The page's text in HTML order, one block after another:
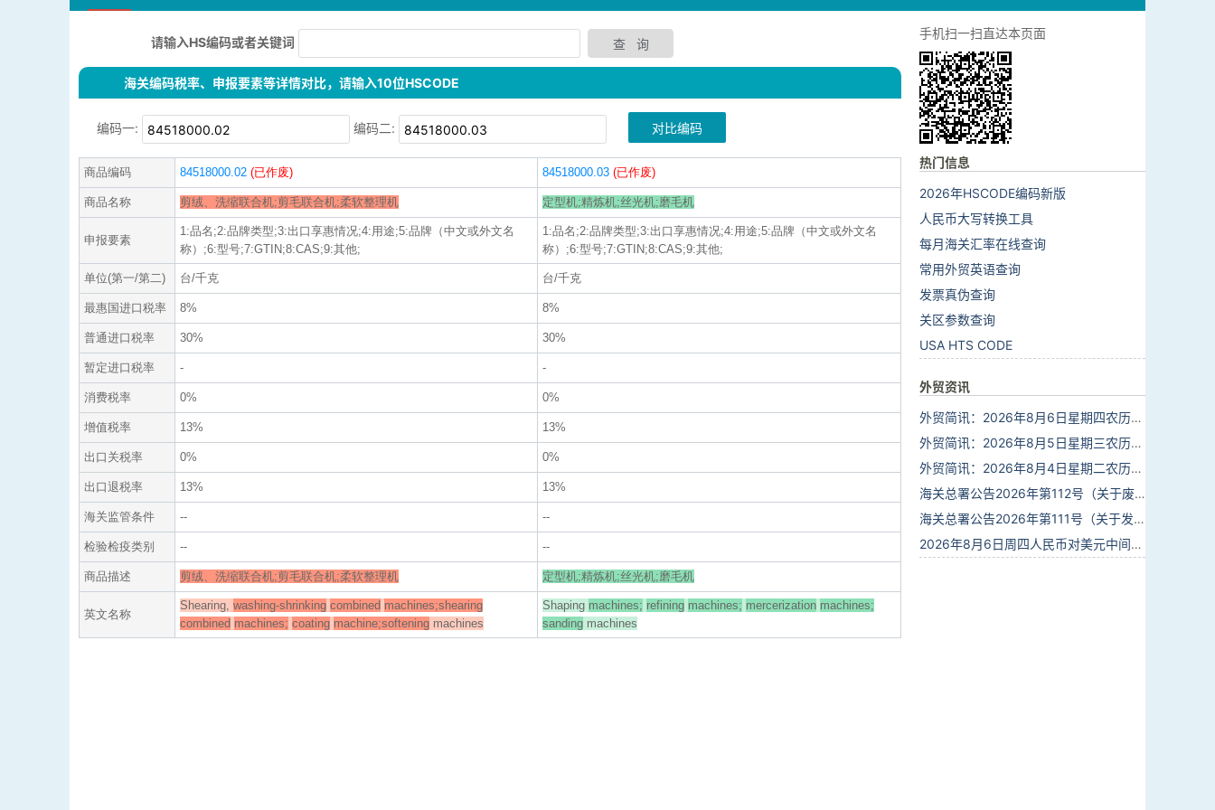
请输入HS编码或者关键词
海关编码税率、申报要素等详情对比，请输入10位HSCODE
编码一: 编码二: 对比编码
商品编码 84518000.02 (已作废) 84518000.03 (已作废)
商品名称 剪绒、洗缩联合机;剪毛联合机;柔软整理机 定型机;精炼机;丝光机;磨毛机
申报要素
1:品名;2:品牌类型;3:出口享惠情况;4:用途;5:品牌（中文或外文名
称）;6:型号;7:GTIN;8:CAS;9:其他;
1:品名;2:品牌类型;3:出口享惠情况;4:用途;5:品牌（中文或外文名
称）;6:型号;7:GTIN;8:CAS;9:其他;
单位(第一/第二) 台/千克 台/千克
最惠国进口税率 8% 8%
普通进口税率 30% 30%
暂定进口税率 - -
消费税率 0% 0%
增值税率 13% 13%
出口关税率 0% 0%
出口退税率 13% 13%
海关监管条件 -- --
检验检疫类别 -- --
商品描述 剪绒、洗缩联合机;剪毛联合机;柔软整理机 定型机;精炼机;丝光机;磨毛机
英文名称
Shearing, washing-shrinking combined machines;shearing
combined machines; coating machine;softening machines
Shaping machines; refining machines; mercerization machines;
sanding machines
手机扫一扫直达本页面
热门信息
2026年HSCODE编码新版
人民币大写转换工具
每月海关汇率在线查询
常用外贸英语查询
发票真伪查询
关区参数查询
USA HTS CODE
外贸资讯
外贸简讯：2026年8月6日星期四农历六月廿四
外贸简讯：2026年8月5日星期三农历六月廿三
外贸简讯：2026年8月4日星期二农历六月廿二
海关总署公告2026年第112号（关于废止部分卫生检疫类规范性文件的公告）
海关总署公告2026年第111号（关于发布《进出境动植物检疫处理监督管理工作规定》《进出境卫生处理监督管理工作规定》的公告）
2026年8月6日周四人民币对美元中间价报6.7895调贬6个基点